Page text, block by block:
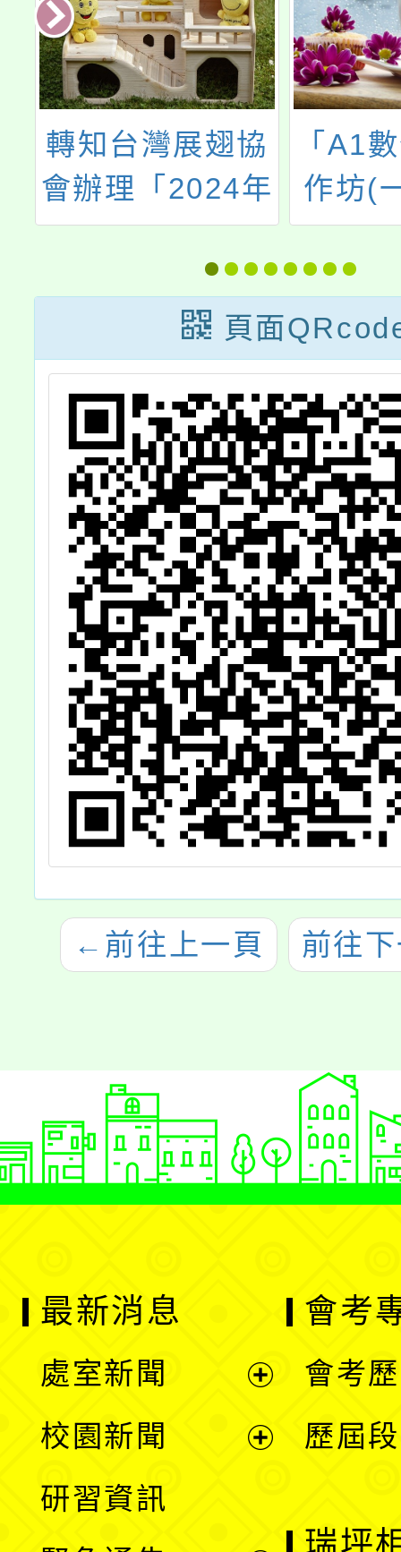
轉知台灣展翅協
會辦理「2024年
防制兒少性剝削
國際研討會」簡
章一份，歡迎報
名參加，請查
照。
「A1
作坊(
頁面
← 前往上一頁 前往
最新消息
處室新聞
校園新聞
研習資訊
會考
會考
歷屆
瑞坪